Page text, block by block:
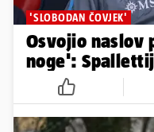
'SLOBODAN ČOVJEK'
Osvojio naslov
noge':